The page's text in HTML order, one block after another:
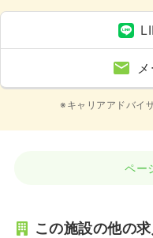
※キャリアアドバイ
ペー
この施設の他の